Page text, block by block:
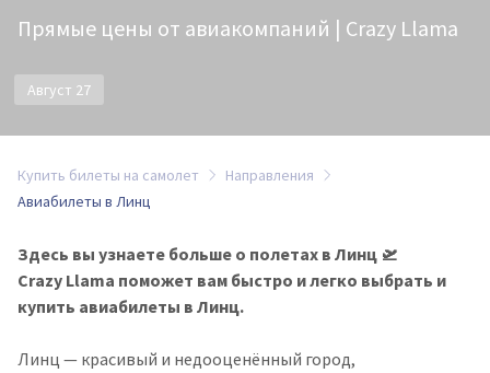
Прямые цены от авиакомпаний | Crazy Llama
Август 27
Купить билеты на самолет
Направления
Авиабилеты в Линц
Здесь вы узнаете больше о полетах в Линц 🛫
Crazy Llama поможет вам быстро и легко выбрать и
купить авиабилеты в Линц.
Линц — красивый и недооценённый город,